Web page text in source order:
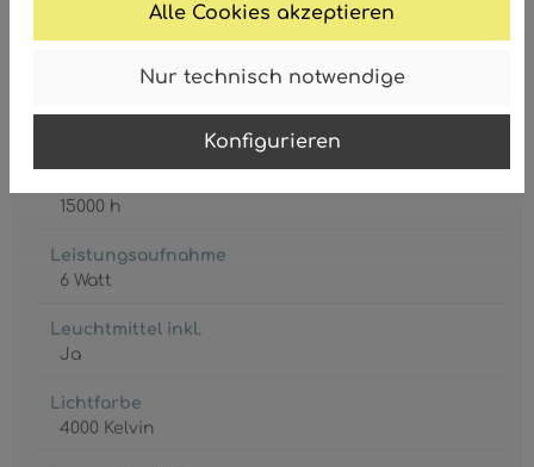
Alle Cookies akzeptieren
Nur technisch notwendige
Konfigurieren
15000 h
Leistungsaufnahme
6 Watt
Leuchtmittel inkl.
Ja
Lichtfarbe
4000 Kelvin